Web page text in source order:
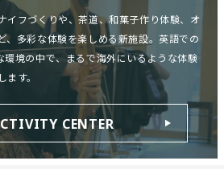
イフづくりや、茶道、和菓子作り体験、オ
、多彩な体験を楽しめる新施設。英語での
環境の中で、まるで海外にいるような体験
す。
CENTER